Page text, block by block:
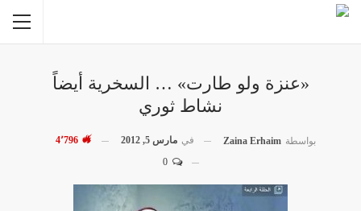
«عنزة ولو طارت» … السخرية أيضاً
نشاط ثوري
بواسطة Zaina Erhaim في مارس 5, 2012
4٬796
0